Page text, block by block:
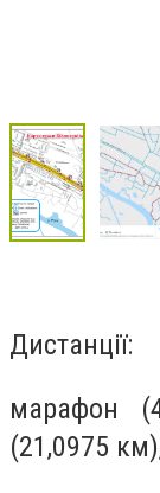
Дистанції:
марафон
(21,0975